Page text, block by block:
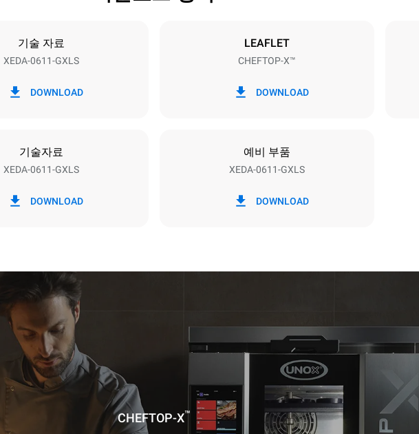
Greenhouse Gas Protocol
은 하단의 주간세척 프로그램을
었습니다. (42주/년)
회)
(1회)
기술 자료
XEDA-0611-GXLS
DOWNLOAD
LEAFLET
CHEFTOP-X™
DOWNLOAD
기술자료
XEDA-0611-GXLS
DOWNLOAD
예비 부품
XEDA-0611-GXLS
DOWNLOAD
CHEFTOP-X™